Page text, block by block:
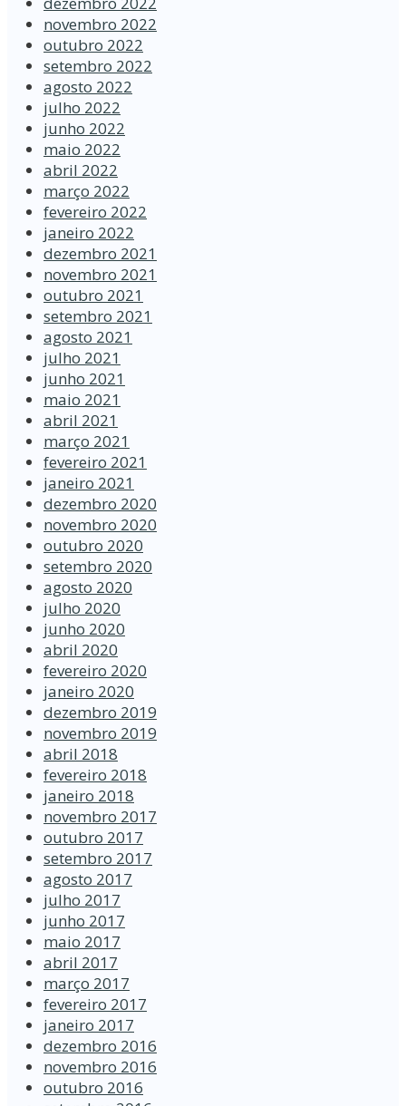
novembro 2022
outubro 2022
setembro 2022
agosto 2022
julho 2022
junho 2022
maio 2022
abril 2022
março 2022
fevereiro 2022
janeiro 2022
dezembro 2021
novembro 2021
outubro 2021
setembro 2021
agosto 2021
julho 2021
junho 2021
maio 2021
abril 2021
março 2021
fevereiro 2021
janeiro 2021
dezembro 2020
novembro 2020
outubro 2020
setembro 2020
agosto 2020
julho 2020
junho 2020
abril 2020
fevereiro 2020
janeiro 2020
dezembro 2019
novembro 2019
abril 2018
fevereiro 2018
janeiro 2018
novembro 2017
outubro 2017
setembro 2017
agosto 2017
julho 2017
junho 2017
maio 2017
abril 2017
março 2017
fevereiro 2017
janeiro 2017
dezembro 2016
novembro 2016
outubro 2016